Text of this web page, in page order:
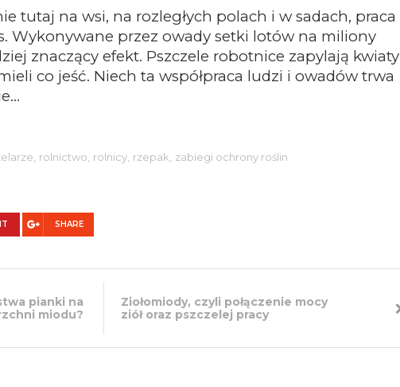
tutaj na wsi, na rozległych polach i w sadach, praca
Wykonywane przez owady setki lotów na miliony
znaczący efekt. Pszczele robotnice zapylają kwiaty
co jeść. Niech ta współpraca ludzi i owadów trwa
rolnictwo, rolnicy, rzepak, zabiegi ochrony roślin
SHARE
pianki na
miodu?
Ziołomiody, czyli połączenie mocy
ziół oraz pszczelej pracy